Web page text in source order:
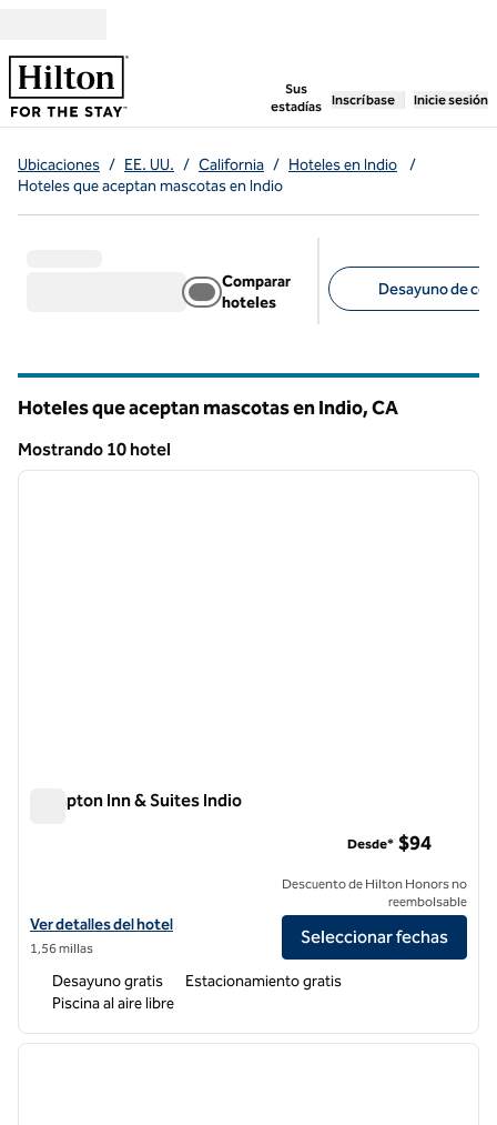
Sus
estadías
, abre una pestaña
Inscríbase Inicie sesión
Ubicaciones / EE. UU. / California / Hoteles en Indio
/
Hoteles que aceptan mascotas en Indio
Comparar
hoteles
Desayuno de
Hoteles que aceptan mascotas en Indio,CA
Mostrando 10 hotel
Mostrando 10 hotel
1 de 12
Hampton Inn & Suites Indio
Ver detalles del hotel Hampton Inn & Suites Indio
Ver detalles del hotel
1,56 millas
Desde* $94
Descuento de Hilton Honors no
reembolsable
Seleccionar fechas
Desayuno gratis
Estacionamiento gratis
Piscina al aire libre
1 de 12